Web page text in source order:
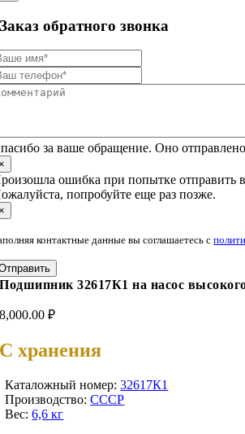
Заказ обратного звонка
за ваше обращение. Оно
ошибка при попытке отправить
попробуйте еще раз позже.
контактные данные вы соглашаетесь с
Подшипник 32617К1 на насос
8,000.00₽
С хранения
Каталожный номер:32617К1
Производство:СССР
Вес:6,6 кг